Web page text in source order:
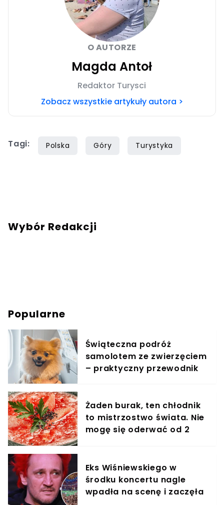
O AUTORZE
Magda Antoł
Redaktor Turysci
Zobacz wszystkie artykuły autora >
Tagi: Polska Góry Turystyka
Wybór Redakcji
Popularne
Świąteczna podróż
samolotem ze zwierzęciem
– praktyczny przewodnik
Żaden burak, ten chłodnik
to mistrzostwo świata. Nie
mogę się oderwać od 2
Eks Wiśniewskiego w
środku koncertu nagle
wpadła na scenę i zaczęła